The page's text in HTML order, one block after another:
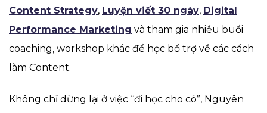
Content Strategy, Luyện viết 30 ngày, Digital
Performance Marketing và tham gia nhiều buổi
coaching, workshop khác để học bổ trợ về các cách
làm Content.
Không chỉ dừng lại ở việc “đi học cho có”, Nguyên